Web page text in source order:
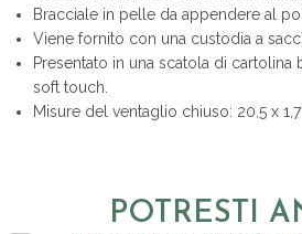
Bracciale in pelle da appendere al
Viene fornito con una custodia a
Presentato in una scatola di cartolina
soft touch.
Misure del ventaglio chiuso: 20,5 x
POTRESTI